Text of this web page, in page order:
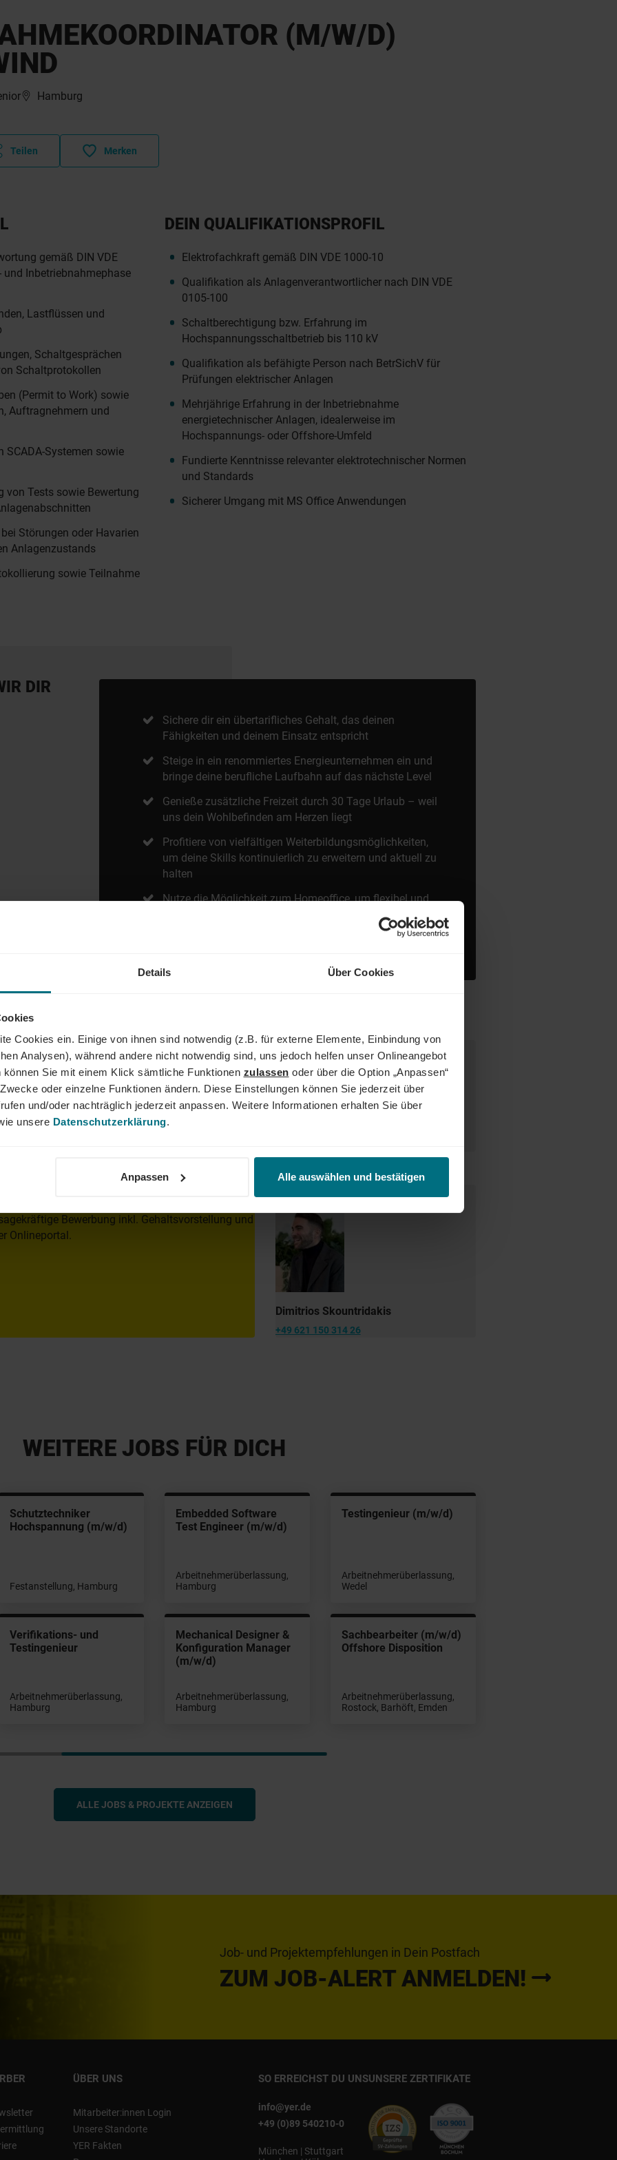
Details Über Cookies
Cookies ein. Einige von ihnen sind notwendig (z.B. für externe Elemente, Einbindung von
Analysen), während andere nicht notwendig sind, uns jedoch helfen unser Onlineangebot
Sie mit einem Klick sämtliche Funktionen zulassen oder über die Option „Anpassen“
oder einzelne Funktionen ändern. Diese Einstellungen können Sie jederzeit über
und/oder nachträglich jederzeit anpassen. Weitere Informationen erhalten Sie über
unsere Datenschutzerklärung.
Anpassen Alle auswählen und bestätigen
(M/W/D)
Hamburg
Teilen Merken
gemäß DIN VDE
und Inbetriebnahmephase
Lastflüssen und
Schaltgesprächen
Schaltprotokollen
(Permit to Work) sowie
Auftragnehmern und
SCADA-Systemen sowie
von Tests sowie Bewertung
Störungen oder Havarien
Anlagenzustands
sowie Teilnahme
DEIN QUALIFIKATIONSPROFIL
Elektrofachkraft gemäß DIN VDE 1000-10
Qualifikation als Anlagenverantwortlicher nach DIN VDE
0105-100
Schaltberechtigung bzw. Erfahrung im
Hochspannungsschaltbetrieb bis 110 kV
Qualifikation als befähigte Person nach BetrSichV für
Prüfungen elektrischer Anlagen
Mehrjährige Erfahrung in der Inbetriebnahme
energietechnischer Anlagen, idealerweise im
Hochspannungs- oder Offshore-Umfeld
Fundierte Kenntnisse relevanter elektrotechnischer Normen
und Standards
Sicherer Umgang mit MS Office Anwendungen
DIR
Sichere dir ein übertarifliches Gehalt, das deinen
Fähigkeiten und deinem Einsatz entspricht
Steige in ein renommiertes Energieunternehmen ein und
bringe deine berufliche Laufbahn auf das nächste Level
Genieße zusätzliche Freizeit durch 30 Tage Urlaub – weil
uns dein Wohlbefinden am Herzen liegt
Profitiere von vielfältigen Weiterbildungsmöglichkeiten,
um deine Skills kontinuierlich zu erweitern und aktuell zu
halten
Nutze die Möglichkeit zum Homeoffice, um flexibel und
Führungskraft: Wir begleiten den gesamten Karriereweg. Bundesweit warten attraktive Jobs,
Tech und Energy. Unser Ziel ist es dabei stets, das Perfect Match zwischen Talenten und
YER Group wächst unser Angebot an internationalen Services stetig weiter und eröffnet auch
hinweg. Ob im Einsatz bei einem renommierten Kundenunternehmen oder im internen
zum Traumjob!
Bewerbung inkl. Gehaltsvorstellung und
Onlineportal.
Dimitrios Skountridakis
+49 621 150 314 26
WEITERE JOBS FÜR DICH
Schutztechniker
Hochspannung (m/w/d)
Festanstellung, Hamburg
Verifikations- und
Testingenieur
Arbeitnehmerüberlassung,
Hamburg
Embedded Software
Test Engineer (m/w/d)
Arbeitnehmerüberlassung,
Hamburg
Mechanical Designer &
Konfiguration Manager
(m/w/d)
Arbeitnehmerüberlassung,
Hamburg
Testingenieur (m/w/d)
Arbeitnehmerüberlassung,
Wedel
Sachbearbeiter (m/w/d)
Offshore Disposition
Arbeitnehmerüberlassung,
Rostock, Barhöft, Emden
ALLE JOBS & PROJEKTE ANZEIGEN
Job- und Projektempfehlungen in Dein Postfach
ZUM JOB-ALERT ANMELDEN!
ÜBER UNS
Mitarbeiter:innen Login
Unsere Standorte
YER Fakten
SO ERREICHST DU UNS
info@yer.de
+49 (0)89 540210-0
München | Stuttgart
UNSERE ZERTIFIKATE